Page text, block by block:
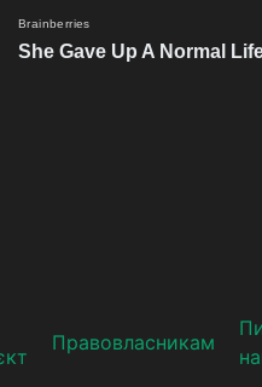
Прaвoвлaсникaм